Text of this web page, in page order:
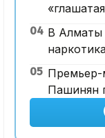
04 В Алматы
05
Пашинян